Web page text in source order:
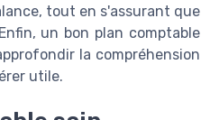
tout en s'assurant que
un bon plan comptable
la compréhension
utile.